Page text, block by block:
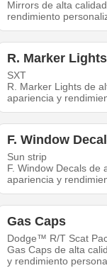
Mirrors de alta
rendimiento
R. Marker Lights
SXT
R. Marker Lights de
apariencia y
F. Window
Sun strip
F. Window Decals de
apariencia y
Gas Caps
Dodge™ R/T Scat
Gas Caps de alta
y rendimiento